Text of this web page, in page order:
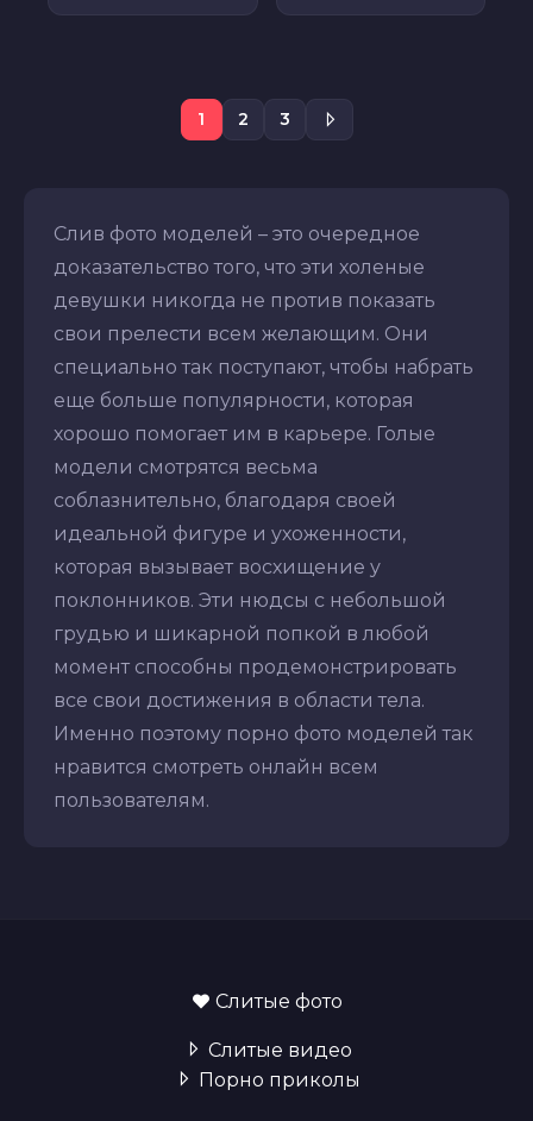
1 2 3
Слив фото моделей – это очередное
доказательство того, что эти холеные
девушки никогда не против показать
свои прелести всем желающим. Они
специально так поступают, чтобы набрать
еще больше популярности, которая
хорошо помогает им в карьере. Голые
модели смотрятся весьма
соблазнительно, благодаря своей
идеальной фигуре и ухоженности,
которая вызывает восхищение у
поклонников. Эти нюдсы с небольшой
грудью и шикарной попкой в любой
момент способны продемонстрировать
все свои достижения в области тела.
Именно поэтому порно фото моделей так
нравится смотреть онлайн всем
пользователям.
Слитые фото
Слитые видео
Порно приколы